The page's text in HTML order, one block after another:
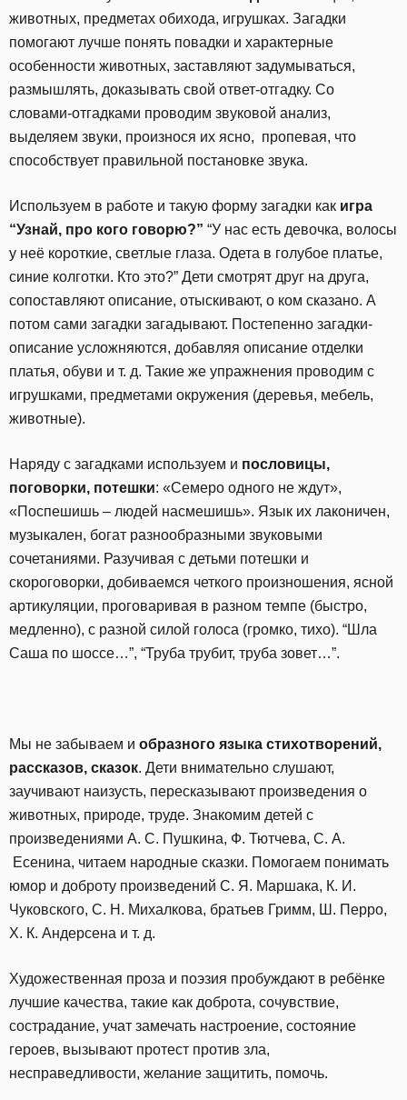
животных, предметах обихода, игрушках. Загадки
помогают лучше понять повадки и характерные
особенности животных, заставляют задумываться,
размышлять, доказывать свой ответ-отгадку. Со
словами-отгадками проводим звуковой анализ,
выделяем звуки, произнося их ясно, пропевая, что
способствует правильной постановке звука.
Используем в работе и такую форму загадки как игра
“Узнай, про кого говорю?” “У нас есть девочка, волосы
у неё короткие, светлые глаза. Одета в голубое платье,
синие колготки. Кто это?” Дети смотрят друг на друга,
сопоставляют описание, отыскивают, о ком сказано. А
потом сами загадки загадывают. Постепенно загадки-
описание усложняются, добавляя описание отделки
платья, обуви и т. д. Такие же упражнения проводим с
игрушками, предметами окружения (деревья, мебель,
животные).
Наряду с загадками используем и пословицы,
поговорки, потешки: «Семеро одного не ждут»,
«Поспешишь – людей насмешишь». Язык их лаконичен,
музыкален, богат разнообразными звуковыми
сочетаниями. Разучивая с детьми потешки и
скороговорки, добиваемся четкого произношения, ясной
артикуляции, проговаривая в разном темпе (быстро,
медленно), с разной силой голоса (громко, тихо). “Шла
Саша по шоссе…”, “Труба трубит, труба зовет…”.
Мы не забываем и образного языка стихотворений,
рассказов, сказок. Дети внимательно слушают,
заучивают наизусть, пересказывают произведения о
животных, природе, труде. Знакомим детей с
произведениями А. С. Пушкина, Ф. Тютчева, С. А.
Есенина, читаем народные сказки. Помогаем понимать
юмор и доброту произведений С. Я. Маршака, К. И.
Чуковского, С. Н. Михалкова, братьев Гримм, Ш. Перро,
Х. К. Андерсена и т. д.
Художественная проза и поэзия пробуждают в ребёнке
лучшие качества, такие как доброта, сочувствие,
сострадание, учат замечать настроение, состояние
героев, вызывают протест против зла,
несправедливости, желание защитить, помочь.